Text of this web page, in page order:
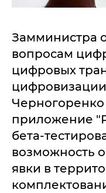
Замминистра
вопросам
цифровых
приложение
бета-
возможность
явки в